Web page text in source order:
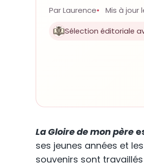
Par Laurence Mis à jour
Sélection éditoriale
La Gloire de mon père
ses jeunes années et
souvenirs sont